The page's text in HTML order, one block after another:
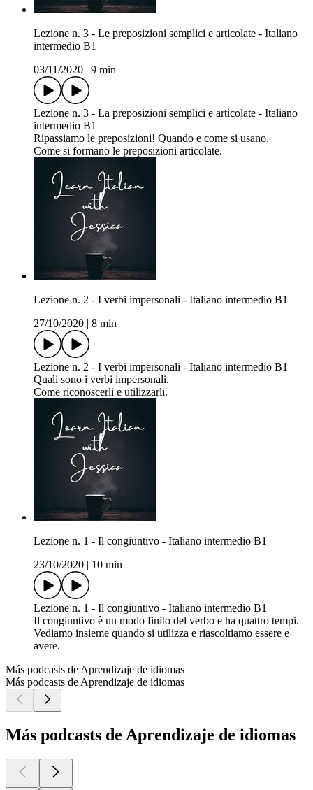
Lezione n. 3 - Le preposizioni semplici e articolate - Italiano
intermedio B1
03/11/2020
9 min
Lezione n. 3 - La preposizioni semplici e articolate - Italiano
intermedio B1
Ripassiamo le preposizioni! Quando e come si usano.
Come si formano le preposizioni articolate.
Lezione n. 2 - I verbi impersonali - Italiano intermedio B1
27/10/2020
8 min
Lezione n. 2 - I verbi impersonali - Italiano intermedio B1
Quali sono i verbi impersonali.
Come riconoscerli e utilizzarli.
Lezione n. 1 - Il congiuntivo - Italiano intermedio B1
23/10/2020
10 min
Lezione n. 1 - Il congiuntivo - Italiano intermedio B1
Il congiuntivo è un modo finito del verbo e ha quattro tempi.
Vediamo insieme quando si utilizza e riascoltiamo essere e
avere.
Más podcasts de Aprendizaje de idiomas
Más podcasts de Aprendizaje de idiomas
Más podcasts de Aprendizaje de idiomas